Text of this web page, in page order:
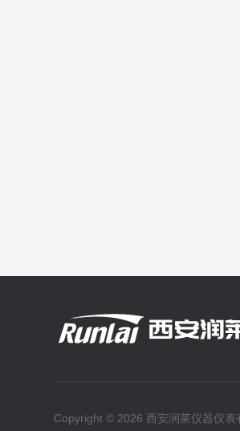
Copyright © 2026 西安润莱仪器仪